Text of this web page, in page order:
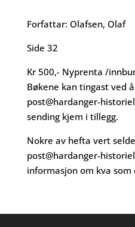
Forfattar: Olafsen, Olaf
Side 32
Kr 500,- Nyprenta /
Bøkene kan tingast ved
post@hardanger-
sending kjem i tillegg.
Nokre av hefta vert
post@hardanger-
informasjon om kva som